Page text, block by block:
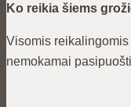
Ko reikia šiems
Visomis
nemokamai